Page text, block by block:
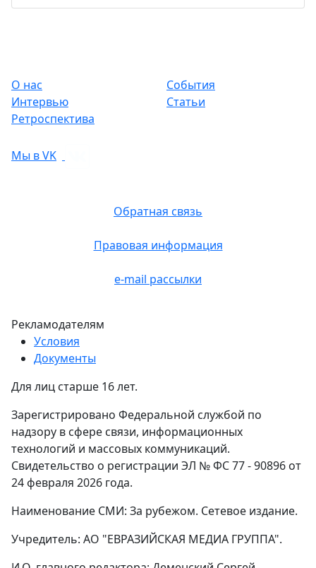
О нас
События
Интервью
Статьи
Ретроспектива
Мы в VK
Рекламодателям
Условия
Документы
Обратная связь
Правовая информация
e-mail рассылки
Для лиц старше 16 лет.
Зарегистрировано Федеральной службой по
надзору в сфере связи, информационных
технологий и массовых коммуникаций.
Свидетельство о регистрации ЭЛ № ФС 77 - 90896 от
24 февраля 2026 года.
Наименование СМИ: За рубежом. Сетевое издание.
Учредитель: АО "ЕВРАЗИЙСКАЯ МЕДИА ГРУППА".